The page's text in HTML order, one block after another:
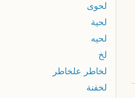
لحوى
لحية
لحيه
لخ
لخاطر علخاطر
لخفنة